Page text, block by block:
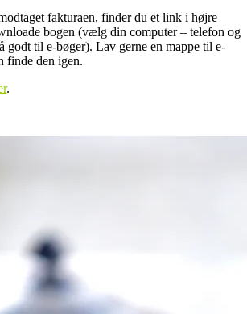
fakturaen, finder du et link i højre
bogen (vælg din computer – telefon og
godt til e-bøger). Lav gerne en mappe til e-
finde den igen.
.